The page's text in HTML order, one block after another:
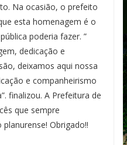
Na ocasião, o prefeito
esta homenagem é o
poderia fazer. ”
dedicação e
deixamos aqui nossa
e companheirismo
finalizou. A Prefeitura de
que sempre
Obrigado!!